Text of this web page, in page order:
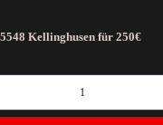
Kellinghusen für 250€